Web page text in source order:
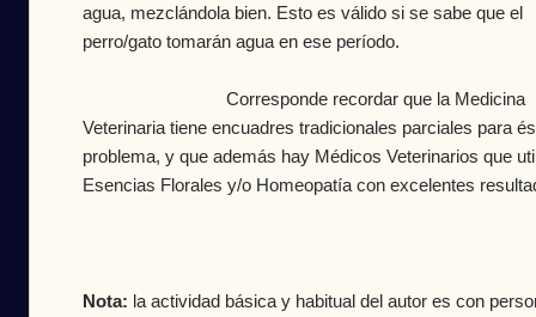
agua, mezclándola bien. Esto es válido si se sabe que el
perro/gato tomarán agua en ese período.
Corresponde recordar que la Medicina
Veterinaria tiene encuadres tradicionales parciales para
problema, y que además hay Médicos Veterinarios que
Esencias Florales y/o Homeopatía con excelentes
Nota: la actividad básica y habitual del autor es con